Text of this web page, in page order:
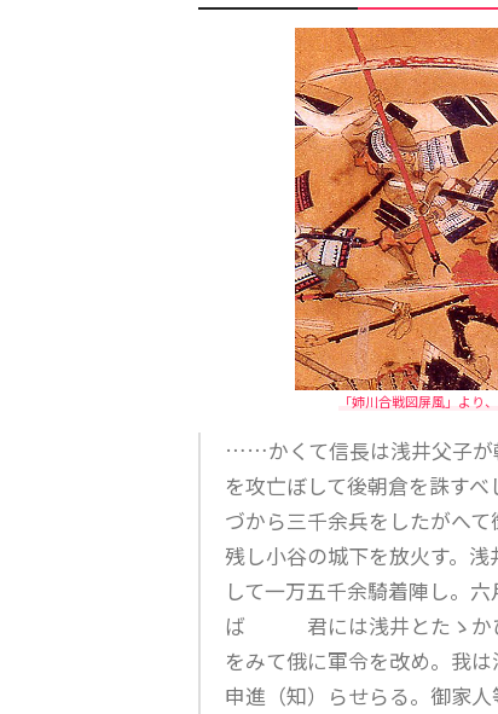
「姉川合戦図屏風」より
……かくて信長は浅井父子が
を攻亡ぼして後朝倉を誅す
づから三千余兵をしたがへ
残し小谷の城下を放火す。
して一万五千余騎着陣し。
ば 君には浅井とたゝかひ
をみて俄に軍令を改め。我
申進（知）らせらる。御家